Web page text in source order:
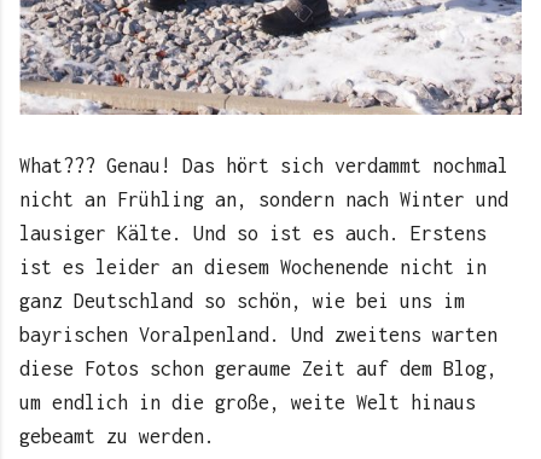
What??? Genau! Das hört sich verdammt nochmal
nicht an Frühling an, sondern nach Winter und
lausiger Kälte. Und so ist es auch. Erstens
ist es leider an diesem Wochenende nicht in
ganz Deutschland so schön, wie bei uns im
bayrischen Voralpenland. Und zweitens warten
diese Fotos schon geraume Zeit auf dem Blog,
um endlich in die große, weite Welt hinaus
gebeamt zu werden.